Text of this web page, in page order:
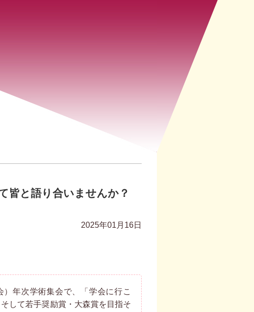
皆と語り合いませんか？
2025年01月16日
年次学術集会で、「学会に行こ
して若手奨励賞・大森賞を目指そ